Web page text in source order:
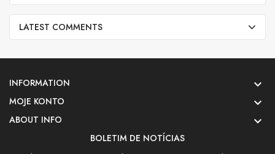
LATEST COMMENTS
INFORMATION 
MOJE KONTO 
ABOUT INFO 
BOLETIM DE NOTÍCIAS